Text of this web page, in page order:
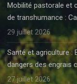
Mobilité pastorale et
de transhumance :
29 juillet 2026
Santé et agriculture :
dangers des engrais
27 juillet 2026